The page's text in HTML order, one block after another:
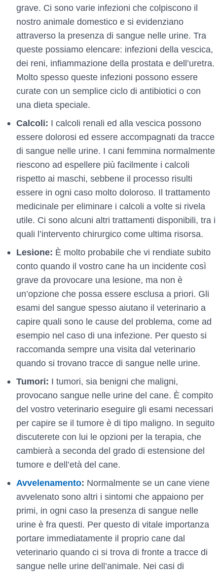
grave. Ci sono varie infezioni che colpiscono il
nostro animale domestico e si evidenziano
attraverso la presenza di sangue nelle urine. Tra
queste possiamo elencare: infezioni della vescica,
dei reni, infiammazione della prostata e dell’uretra.
Molto spesso queste infezioni possono essere
curate con un semplice ciclo di antibiotici o con
una dieta speciale.
Calcoli: I calcoli renali ed alla vescica possono
essere dolorosi ed essere accompagnati da tracce
di sangue nelle urine. I cani femmina normalmente
riescono ad espellere più facilmente i calcoli
rispetto ai maschi, sebbene il processo risulti
essere in ogni caso molto doloroso. Il trattamento
medicinale per eliminare i calcoli a volte si rivela
utile. Ci sono alcuni altri trattamenti disponibili, tra i
quali l’intervento chirurgico come ultima risorsa.
Lesione: È molto probabile che vi rendiate subito
conto quando il vostro cane ha un incidente così
grave da provocare una lesione, ma non è
un’opzione che possa essere esclusa a priori. Gli
esami del sangue spesso aiutano il veterinario a
capire quali sono le cause del problema, come ad
esempio nel caso di una infezione. Per questo si
raccomanda sempre una visita dal veterinario
quando si trovano tracce di sangue nelle urine.
Tumori: I tumori, sia benigni che maligni,
provocano sangue nelle urine del cane. È compito
del vostro veterinario eseguire gli esami necessari
per capire se il tumore è di tipo maligno. In seguito
discuterete con lui le opzioni per la terapia, che
cambierà a seconda del grado di estensione del
tumore e dell’età del cane.
Avvelenamento: Normalmente se un cane viene
avvelenato sono altri i sintomi che appaiono per
primi, in ogni caso la presenza di sangue nelle
urine è fra questi. Per questo di vitale importanza
portare immediatamente il proprio cane dal
veterinario quando ci si trova di fronte a tracce di
sangue nelle urine dell’animale. Nei casi di